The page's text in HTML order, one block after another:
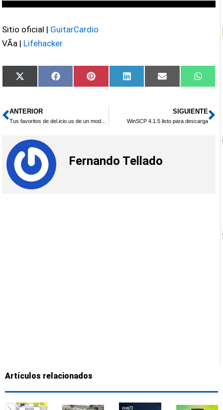
Sitio oficial | GuitarCardio
VÃ­a | Lifehacker
Compartir
en
X
(Twitter)
Compartir
en
FacebookCompartir
en
PinterestCompartir
en
LinkedIn Compartir
en
Email
en
Ant
ANTERIOR SIGUIENTE
WinSCP 4.1.5 listo para descarga
Fernando Tellado
Artículos relacionados